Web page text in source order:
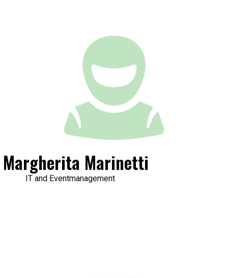
Margherita Marinetti
IT and Eventmanagement